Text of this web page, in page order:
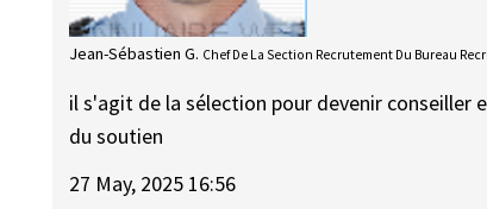
Jean-Sébastien G. Chef De La Section Recrutement Du Bureau
il s'agit de la sélection pour devenir
du soutien
27 May, 2025 16:56